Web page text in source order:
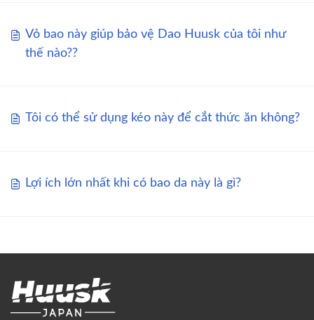
Vỏ bao này giúp bảo vệ Dao Huusk của tôi như
thế nào??
Tôi có thể sử dụng kéo này để cắt thức ăn không?
Lợi ích lớn nhất khi có bao da này là gì?